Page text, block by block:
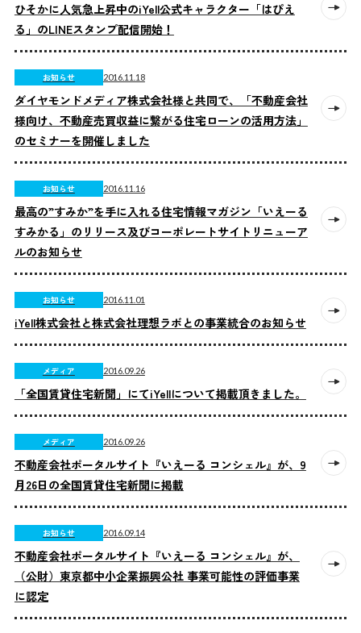
ひそかに人気急上昇中のiYell公式キャラクター「はぴえ
る」のLINEスタンプ配信開始！
お知らせ 2016.11.18
ダイヤモンドメディア株式会社様と共同で、「不動産会社
様向け、不動産売買収益に繋がる住宅ローンの活用方法」
のセミナーを開催しました
お知らせ 2016.11.16
最高の”すみか”を手に入れる住宅情報マガジン「いえーる
すみかる」のリリース及びコーポレートサイトリニューア
ルのお知らせ
お知らせ 2016.11.01
iYell株式会社と株式会社理想ラボとの事業統合のお知らせ
メディア 2016.09.26
「全国賃貸住宅新聞」にてiYellについて掲載頂きました。
メディア 2016.09.26
不動産会社ポータルサイト『いえーる コンシェル』が、9
月26日の全国賃貸住宅新聞に掲載
お知らせ 2016.09.14
不動産会社ポータルサイト『いえーる コンシェル』が、
（公財）東京都中小企業振興公社 事業可能性の評価事業
に認定